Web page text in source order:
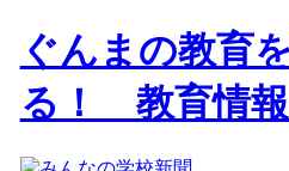
ぐんまの教育
る！ 教育情報